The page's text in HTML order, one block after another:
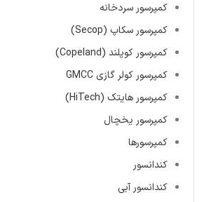
کمپرسور سردخانه
کمپرسور سکاپ (Secop)
کمپرسور کوپلند (Copeland)
کمپرسور کولر گازی GMCC
کمپرسور هایتک (HiTech)
کمپرسور یخچال
کمپرسورها
کندانسور
کندانسور آبی